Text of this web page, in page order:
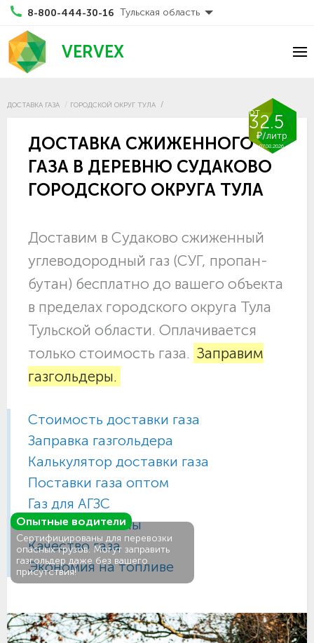
8-800-444-30-16 Тульская область
VERVEX
ДОСТАВКА ГАЗА ГОРОДСКОЙ ОКРУГ ТУЛА
от
32.5
₽/литр
07.08.2026
ДОСТАВКА СЖИЖЕННОГО
ГАЗА В ДЕРЕВНЮ СУДАКОВО
ГОРОДСКОГО ОКРУГА ТУЛА
Доставим в Судаково сжиженный
углеводородный газ (СУГ, пропан-
бутан) бесплатно до вашего объекта
в пределах городского округа Тула
Тульской области. Оплачивается
только стоимость газа. Заправим
газгольдеры.
Стоимость доставки газа
Заправка газгольдера
Калькулятор доставки газа
Поставки газа оптом
Газ для АГЗС
Газовые баллоны
Качество газа
Экономия на топливе
Опытные водители
Сертифицированы для перевозки
опасных грузов. Могут заправить
газгольдер даже без вашего
присутствия!